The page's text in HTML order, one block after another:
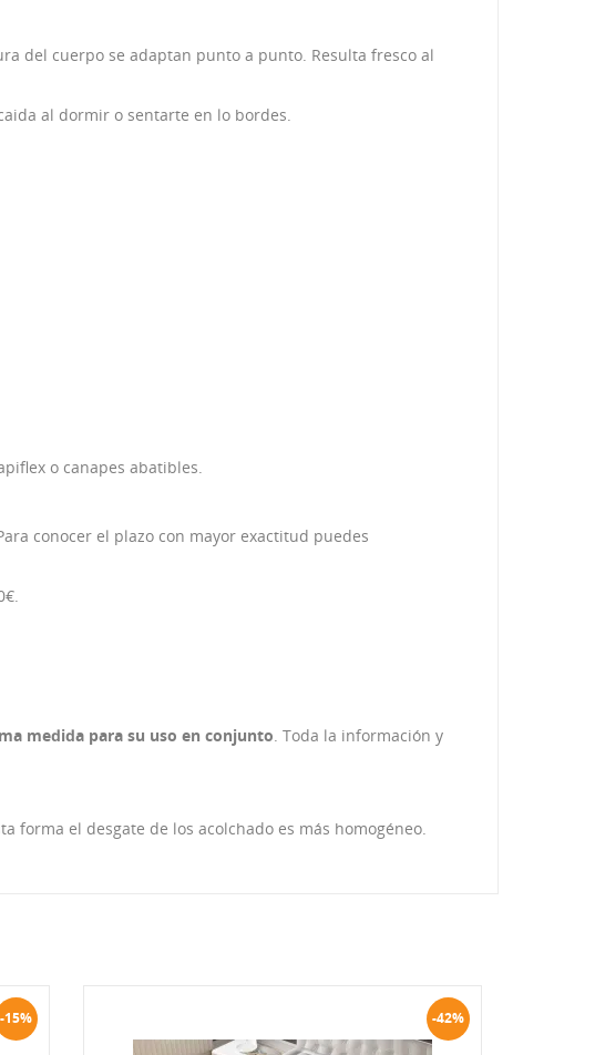
del cuerpo se adaptan punto a punto. Resulta fresco al
al dormir o sentarte en lo bordes.
o canapes abatibles.
conocer el plazo con mayor exactitud puedes
medida para su uso en conjunto. Toda la información y
forma el desgate de los acolchado es más homogéneo.
-15% -42%